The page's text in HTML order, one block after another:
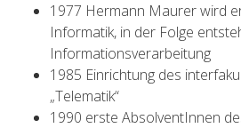
1977 Hermann Maurer wird
Informatik, in der Folge
Informationsverarbeitung
1985 Einrichtung des
„Telematik“
1990 erste AbsolventInnen